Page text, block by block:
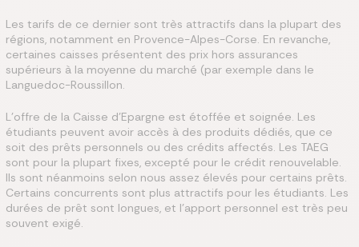
Les tarifs de ce dernier sont très attractifs dans la plupart des
régions, notamment en Provence-Alpes-Corse. En revanche,
certaines caisses présentent des prix hors assurances
supérieurs à la moyenne du marché (par exemple dans le
Languedoc-Roussillon.
L’offre de la Caisse d’Epargne est étoffée et soignée. Les
étudiants peuvent avoir accès à des produits dédiés, que ce
soit des prêts personnels ou des crédits affectés. Les TAEG
sont pour la plupart fixes, excepté pour le crédit renouvelable.
Ils sont néanmoins selon nous assez élevés pour certains prêts.
Certains concurrents sont plus attractifs pour les étudiants. Les
durées de prêt sont longues, et l’apport personnel est très peu
souvent exigé.